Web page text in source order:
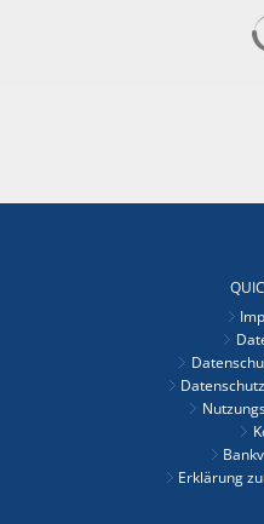
Erklärung